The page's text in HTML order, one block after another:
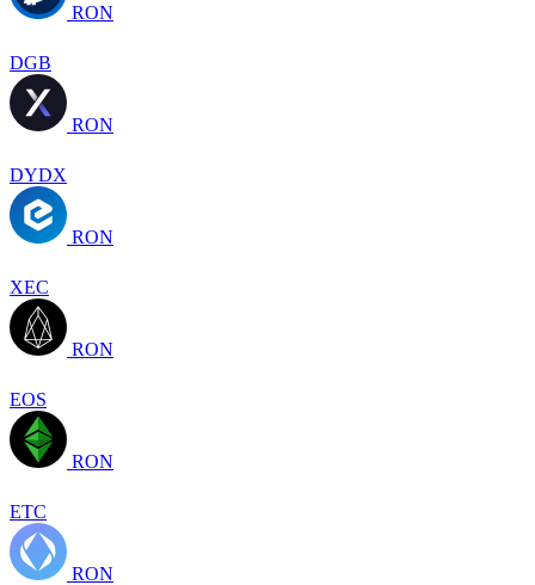
RON
DGB
RON
DYDX
RON
XEC
RON
EOS
RON
ETC
RON